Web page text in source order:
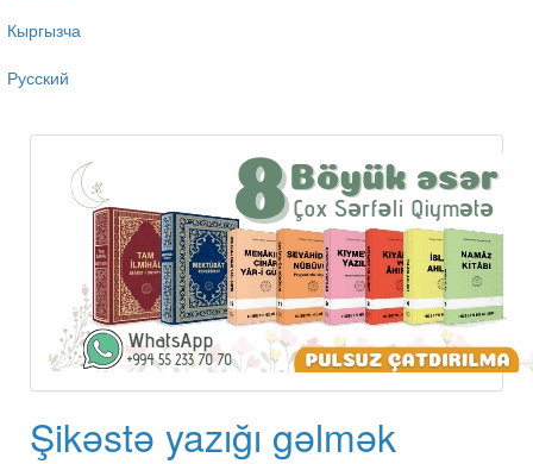
Кыргызча
Русский
Şikəstə yazığı gəlmək